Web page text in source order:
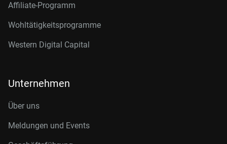
Affiliate-Programm
Wohltätigkeitsprogramme
Western Digital Capital
Unternehmen
Über uns
Meldungen und Events